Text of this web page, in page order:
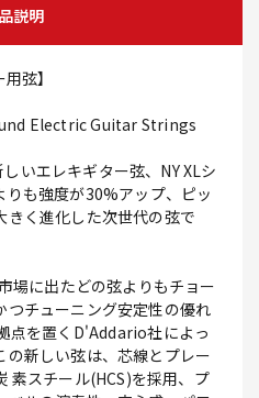
説明
弦】
Electric Guitar Strings
いエレキギター弦、NY XLシ
りも強度が30%アップ、ピッ
きく進化した次世代の弦で
場に出たどの弦よりもチョー
つチューニング安定性の優れ
点を置くD'Addario社によっ
新しい弦は、芯線とプレー
素スチール(HCS)を採用、プ